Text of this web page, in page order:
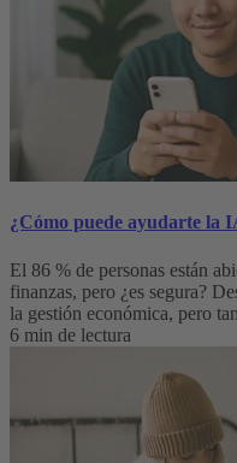
¿Cómo puede ayudarte la
El 86 % de personas están
finanzas, pero ¿es segura?
la gestión económica, pero
6 min de lectura